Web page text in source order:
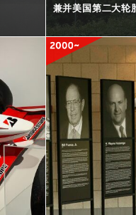
兼并美国第二大轮